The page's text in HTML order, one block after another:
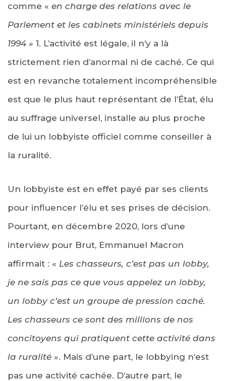
comme « en charge des relations avec le
Parlement et les cabinets ministériels depuis
1994 » 1. L’activité est légale, il n’y a là
strictement rien d’anormal ni de caché. Ce qui
est en revanche totalement incompréhensible
est que le plus haut représentant de l’État, élu
au suffrage universel, installe au plus proche
de lui un lobbyiste officiel comme conseiller à
la ruralité.
Un lobbyiste est en effet payé par ses clients
pour influencer l’élu et ses prises de décision.
Pourtant, en décembre 2020, lors d’une
interview pour Brut, Emmanuel Macron
affirmait : « Les chasseurs, c’est pas un lobby,
je ne sais pas ce que vous appelez un lobby,
un lobby c’est un groupe de pression caché.
Les chasseurs ce sont des millions de nos
concitoyens qui pratiquent cette activité dans
la ruralité ». Mais d’une part, le lobbying n’est
pas une activité cachée. D’autre part, le